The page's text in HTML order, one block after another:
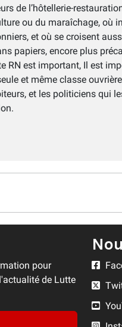
de l’hôtellerie-
ou du maraîchage, où
et où se croisent
papiers, encore plus
RN est important, Il est
et même classe
et les politiciens qui
pour
de Lutte